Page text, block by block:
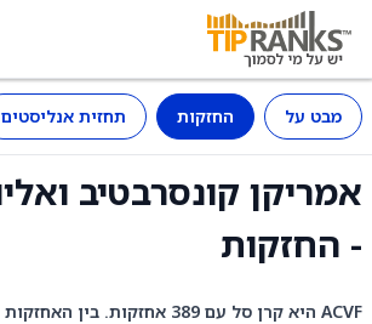
מבט על החזקות תחזית אנליסטים
- החזקות